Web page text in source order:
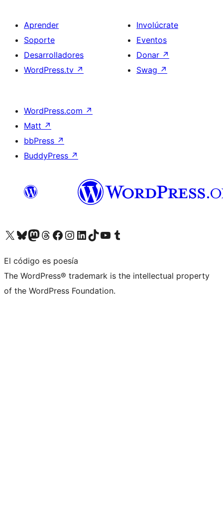
Aprender
Soporte
Desarrolladores
WordPress.tv ↗
Involúcrate
Eventos
Donar ↗
Swag ↗
WordPress.com ↗
Matt ↗
bbPress ↗
BuddyPress ↗
Visita nuestra cuenta de X (anteriormente Twitter)
Visita nuestra cuenta de Bluesky
Visita nuestra cuenta de Mastodon
Visita nuestra cuenta de Threads
Visita nuestra página de Facebook
Visita nuestra cuenta de Instagram
Visita nuestra cuenta de LinkedIn
Visita nuestra cuenta de TikTok
Visita nuestro canal de YouTube
Visita nuestra cuenta de Tumblr
El código es poesía
The WordPress® trademark is the intellectual property
of the WordPress Foundation.